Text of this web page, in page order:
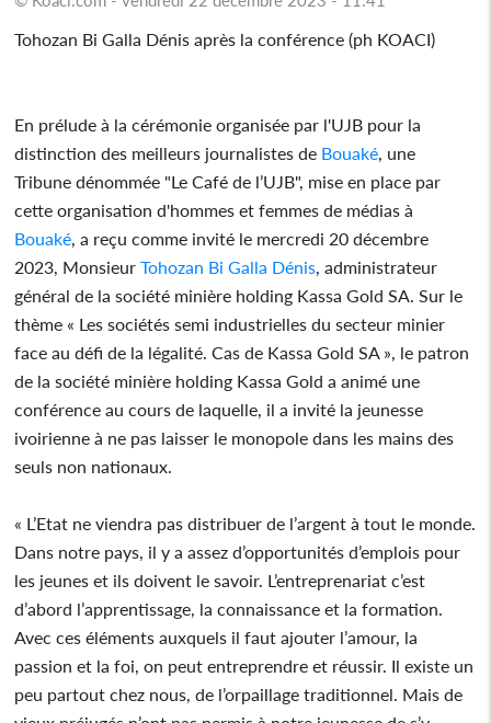
Tohozan Bi Galla Dénis après la conférence (ph KOACI)
En prélude à la cérémonie organisée par l'UJB pour la
distinction des meilleurs journalistes de Bouaké , une
Tribune dénommée "Le Café de l’UJB", mise en place par
cette organisation d'hommes et femmes de médias à
Bouaké , a reçu comme invité le mercredi 20 décembre
2023, Monsieur Tohozan Bi Galla Dénis , administrateur
général de la société minière holding Kassa Gold SA. Sur le
thème « Les sociétés semi industrielles du secteur minier
face au défi de la légalité. Cas de Kassa Gold SA », le patron
de la société minière holding Kassa Gold a animé une
conférence au cours de laquelle, il a invité la jeunesse
ivoirienne à ne pas laisser le monopole dans les mains des
seuls non nationaux.
« L’Etat ne viendra pas distribuer de l’argent à tout le monde.
Dans notre pays, il y a assez d’opportunités d’emplois pour
les jeunes et ils doivent le savoir. L’entreprenariat c’est
d’abord l’apprentissage, la connaissance et la formation.
Avec ces éléments auxquels il faut ajouter l’amour, la
passion et la foi, on peut entreprendre et réussir. Il existe un
peu partout chez nous, de l’orpaillage traditionnel. Mais de